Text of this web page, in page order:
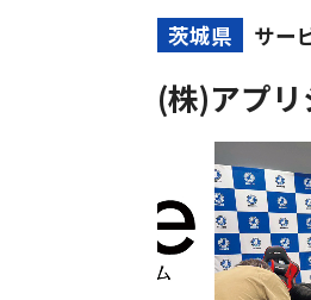
茨城県 サー
(株)アプ